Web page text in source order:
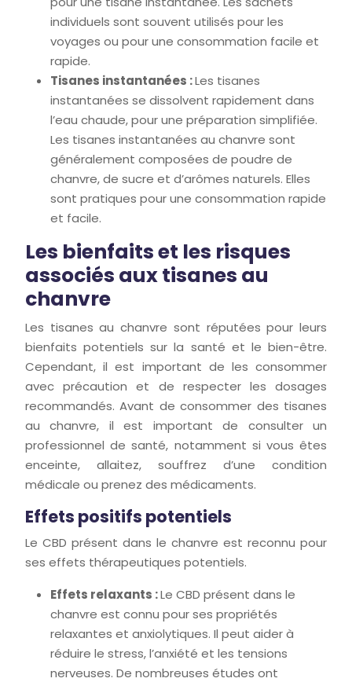
individuels sont souvent utilisés pour les
voyages ou pour une consommation facile et
rapide.
Tisanes instantanées :Les tisanes
instantanées se dissolvent rapidement dans
l’eau chaude, pour une préparation simplifiée.
Les tisanes instantanées au chanvre sont
généralement composées de poudre de
chanvre, de sucre et d’arômes naturels. Elles
sont pratiques pour une consommation rapide
et facile.
Les bienfaits et les risques
associés aux tisanes au
chanvre
Les tisanes au chanvre sont réputées pour leurs
bienfaits potentiels sur la santé et le bien-être.
Cependant, il est important de les consommer
avec précaution et de respecter les dosages
recommandés. Avant de consommer des tisanes
au chanvre, il est important de consulter un
professionnel de santé, notamment si vous êtes
enceinte, allaitez, souffrez d’une condition
médicale ou prenez des médicaments.
Effets positifs potentiels
Le CBD présent dans le chanvre est reconnu pour
ses effets thérapeutiques potentiels.
Effets relaxants :Le CBD présent dans le
chanvre est connu pour ses propriétés
relaxantes et anxiolytiques. Il peut aider à
réduire le stress, l’anxiété et les tensions
nerveuses. De nombreuses études ont